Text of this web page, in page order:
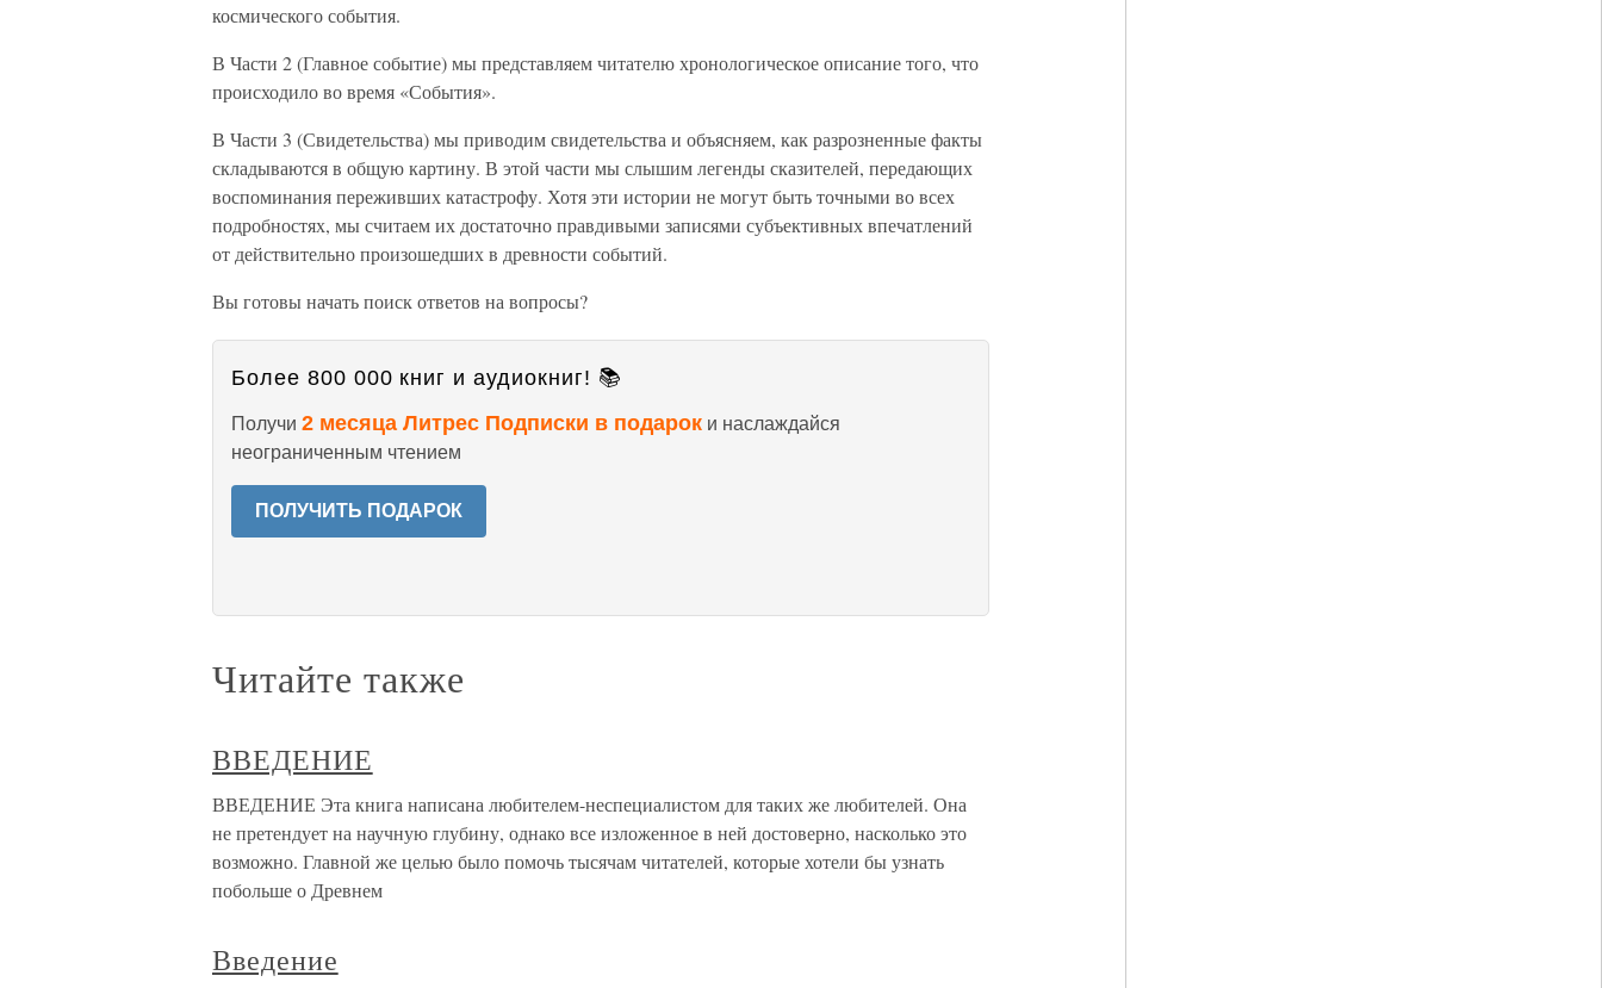
космического события.
В Части 2 (Главное событие) мы представляем читателю хронологическое описание того, что
происходило во время «События».
В Части 3 (Свидетельства) мы приводим свидетельства и объясняем, как разрозненные факты
складываются в общую картину. В этой части мы слышим легенды сказителей, передающих
воспоминания переживших катастрофу. Хотя эти истории не могут быть точными во всех
подробностях, мы считаем их достаточно правдивыми записями субъективных впечатлений
от действительно произошедших в древности событий.
Вы готовы начать поиск ответов на вопросы?
Более 800 000 книг и аудиокниг! 📚
Получи 2 месяца Литрес Подписки в подарок и наслаждайся
неограниченным чтением
ПОЛУЧИТЬ ПОДАРОК
Читайте также
ВВЕДЕНИЕ
ВВЕДЕНИЕ Эта книга написана любителем-неспециалистом для таких же любителей. Она
не претендует на научную глубину, однако все изложенное в ней достоверно, насколько это
возможно. Главной же целью было помочь тысячам читателей, которые хотели бы узнать
побольше о Древнем
Введение